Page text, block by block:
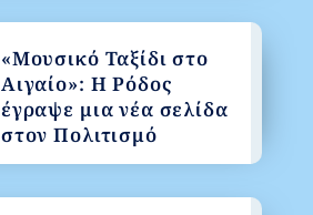
«Μουσικό Ταξίδι στο
Αιγαίο»: Η Ρόδος
έγραψε μια νέα σελίδα
στον Πολιτισμό